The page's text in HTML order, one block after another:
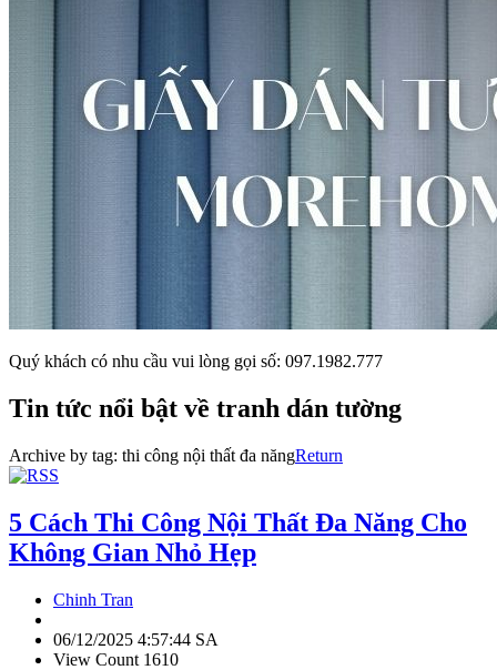
Quý khách có nhu cầu vui lòng gọi số: 097.1982.777
Tin tức nổi bật về tranh dán tường
Archive by tag: thi công nội thất đa năngReturn
5 Cách Thi Công Nội Thất Đa Năng Cho
Không Gian Nhỏ Hẹp
Chinh Tran
06/12/2025 4:57:44 SA
View Count 1610